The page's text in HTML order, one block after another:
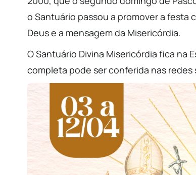
o Santuário passou a promover a festa
Deus e a mensagem da Misericórdia.
O Santuário Divina Misericórdia fica na
completa pode ser conferida nas redes